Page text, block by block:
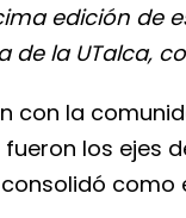
edición de
de la UTalca,
con la
los ejes
como